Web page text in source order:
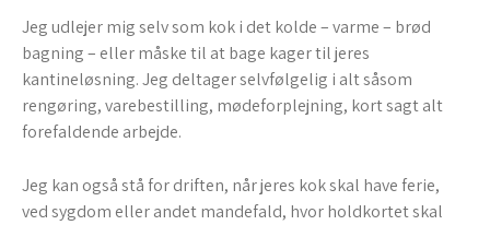
Jeg udlejer mig selv som kok i det kolde – varme – brød
bagning – eller måske til at bage kager til jeres
kantineløsning. Jeg deltager selvfølgelig i alt såsom
rengøring, varebestilling, mødeforplejning, kort sagt alt
forefaldende arbejde.
Jeg kan også stå for driften, når jeres kok skal have ferie,
ved sygdom eller andet mandefald, hvor holdkortet skal